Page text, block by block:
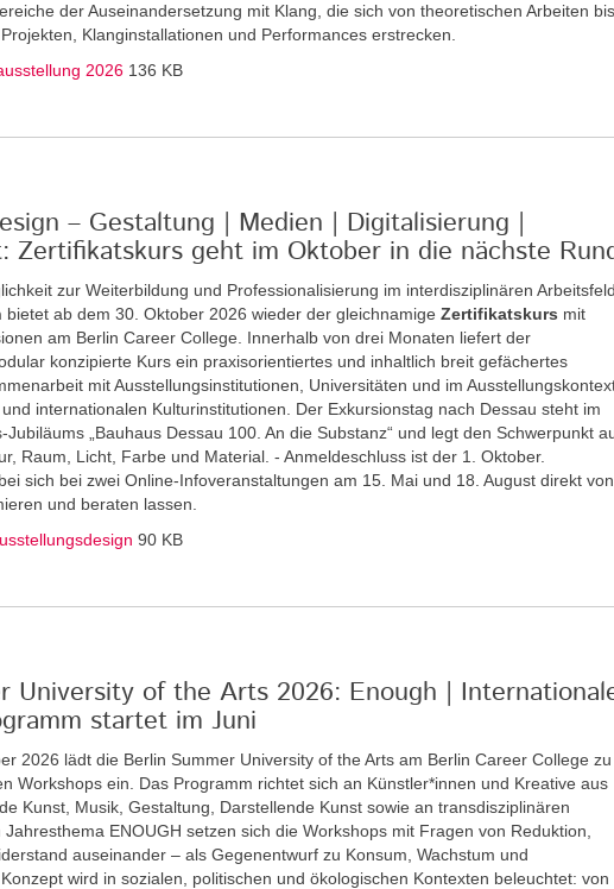
der Auseinandersetzung mit Klang, die sich von theoretischen Arbeiten bis
Klanginstallationen und Performances erstrecken.
2026 136 KB
– Gestaltung | Medien | Digitalisierung |
Zertifikatskurs geht im Oktober in die nächste
zur Weiterbildung und Professionalisierung im interdisziplinären Arbeitsfeld
bietet ab dem 30. Oktober 2026 wieder der gleichnamige Zertifikatskurs mit
am Berlin Career College. Innerhalb von drei Monaten liefert der
konzipierte Kurs ein praxisorientiertes und inhaltlich breit gefächertes
mit Ausstellungsinstitutionen, Universitäten und im
internationalen Kulturinstitutionen. Der Exkursionstag nach Dessau steht im
„Bauhaus Dessau 100. An die Substanz“ und legt den Schwerpunkt
Raum, Licht, Farbe und Material. - Anmeldeschluss ist der 1. Oktober.
sich bei zwei Online-Infoveranstaltungen am 15. Mai und 18. August direkt von
und beraten lassen.
90 KB
University of the Arts 2026: Enough |
startet im Juni
2026 lädt die Berlin Summer University of the Arts am Berlin Career College zu
Workshops ein. Das Programm richtet sich an Künstler*innen und Kreative aus
Kunst, Musik, Gestaltung, Darstellende Kunst sowie an transdisziplinären
ENOUGH setzen sich die Workshops mit Fragen von Reduktion,
auseinander – als Gegenentwurf zu Konsum, Wachstum und
wird in sozialen, politischen und ökologischen Kontexten beleuchtet: von